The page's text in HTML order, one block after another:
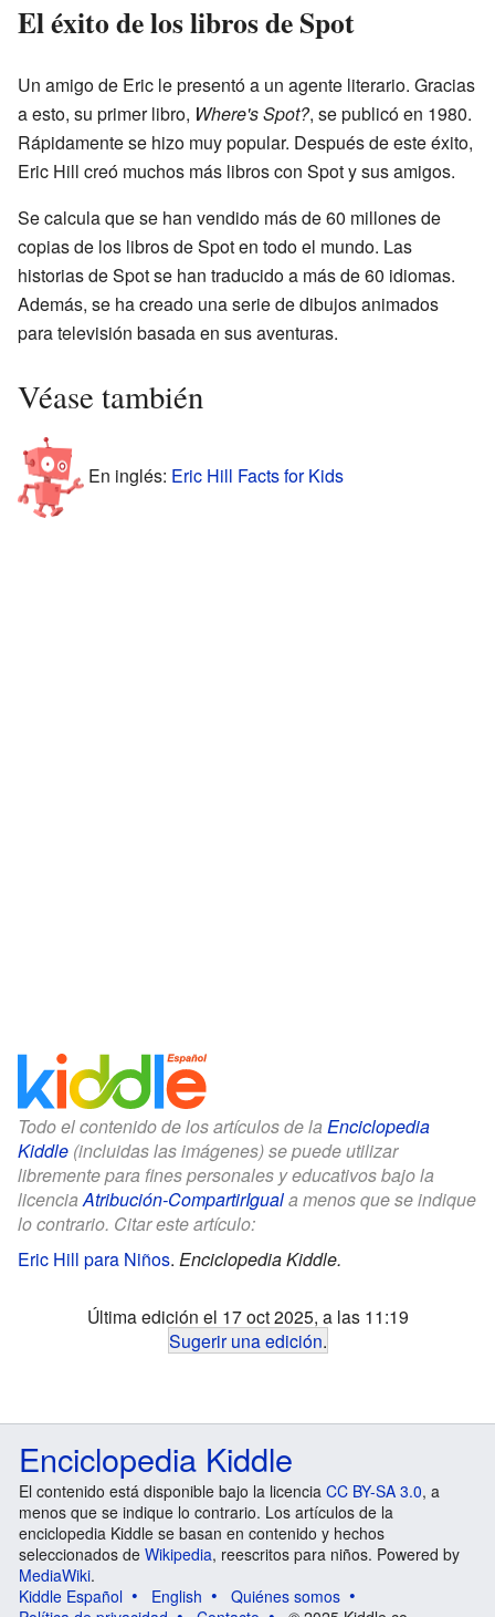
El éxito de los libros de Spot
Un amigo de Eric le presentó a un agente literario. Gracias
a esto, su primer libro, Where's Spot?, se publicó en 1980.
Rápidamente se hizo muy popular. Después de este éxito,
Eric Hill creó muchos más libros con Spot y sus amigos.
Se calcula que se han vendido más de 60 millones de
copias de los libros de Spot en todo el mundo. Las
historias de Spot se han traducido a más de 60 idiomas.
Además, se ha creado una serie de dibujos animados
para televisión basada en sus aventuras.
Véase también
En inglés: Eric Hill Facts for Kids
Todo el contenido de los artículos de la Enciclopedia
Kiddle (incluidas las imágenes) se puede utilizar
libremente para fines personales y educativos bajo la
licenciaAtribución-CompartirIguala menos que se indique
lo contrario. Citar este artículo:
Eric Hill para Niños. Enciclopedia Kiddle.
Última edición el 17 oct 2025, a las 11:19
Sugerir una edición.
Enciclopedia Kiddle
El contenido está disponible bajo la licencia CC BY-SA 3.0, a
menos que se indique lo contrario. Los artículos de la
enciclopedia Kiddle se basan en contenido y hechos
seleccionados de Wikipedia, reescritos para niños. Powered by
MediaWiki.
Kiddle Español
English
Quiénes somos